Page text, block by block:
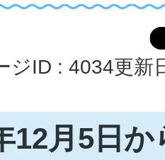
ジID : 4034更新
12月5日